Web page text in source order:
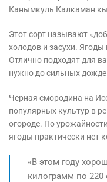
Канымкуль Калкаман
Этот сорт называют
холодов и засухи.
Отлично подходят для
нужно до сильных
Черная смородина на
популярных культур в
огороде. По
ягоды практически нет
«В этом году
килограмм по